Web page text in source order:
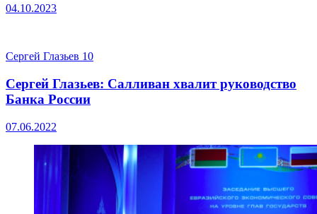
04.10.2023
Сергей Глазьев 10
Сергей Глазьев: Салливан хвалит руководство
Банка России
07.06.2022